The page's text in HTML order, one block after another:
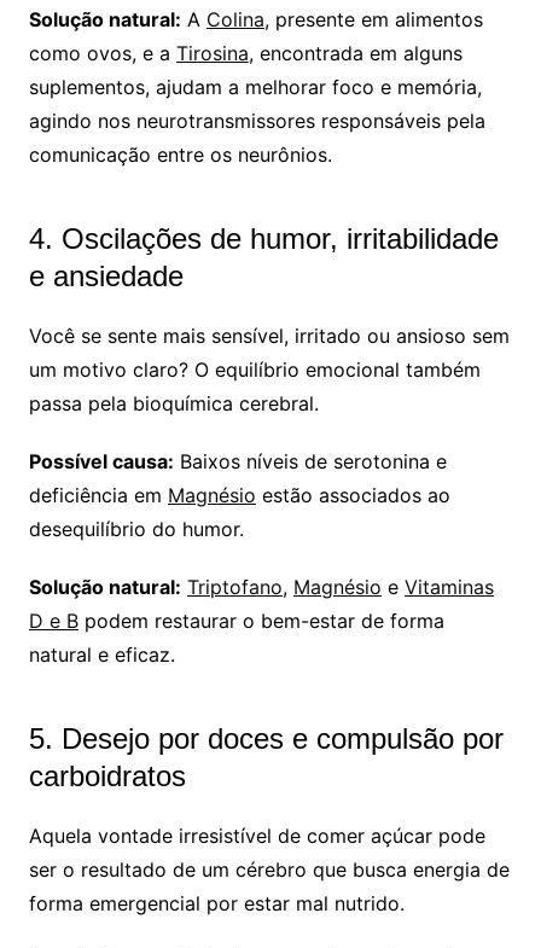
Solução natural: A Colina, presente em alimentos
como ovos, e a Tirosina, encontrada em alguns
suplementos, ajudam a melhorar foco e memória,
agindo nos neurotransmissores responsáveis pela
comunicação entre os neurônios.
4. Oscilações de humor, irritabilidade
e ansiedade
Você se sente mais sensível, irritado ou ansioso sem
um motivo claro? O equilíbrio emocional também
passa pela bioquímica cerebral.
Possível causa: Baixos níveis de serotonina e
deficiência em Magnésio estão associados ao
desequilíbrio do humor.
Solução natural: Triptofano, Magnésio e Vitaminas
D e Bpodem restaurar o bem-estar de forma
natural e eficaz.
5. Desejo por doces e compulsão por
carboidratos
Aquela vontade irresistível de comer açúcar pode
ser o resultado de um cérebro que busca energia de
forma emergencial por estar mal nutrido.